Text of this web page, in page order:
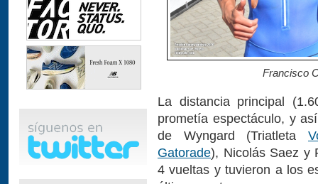
Francisco
La distancia principal
prometía espectáculo, y
de Wyngard (Triatleta
Gatorade), Nicolás Saez y
4 vueltas y tuvieron a los